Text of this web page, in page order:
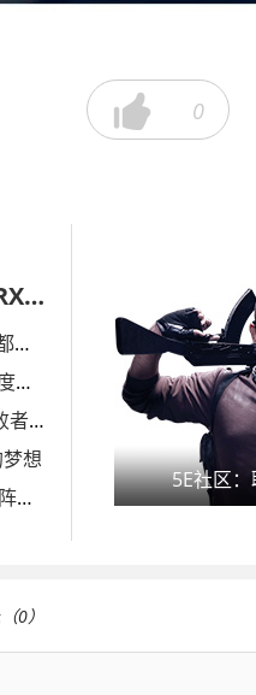
 0
伦敦大师赛：黑马终章！LEV力克PRX，首进决赛即夺冠
LEV Onur：我们的队员虽然年纪小，但心智都非常成熟
伦敦大师赛：LEV 3-0横扫EDG，总决赛将再度挑战PRX
伦敦大师赛：LEV暴打小蜜蜂VIT，强势挺进败者组决赛
想
伦敦大师赛：XLG不敌LEV止步六强，莲华选阵亟需调整
5E社区
（0）